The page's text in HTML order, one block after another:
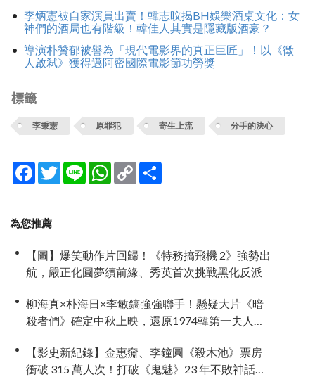
李炳憲被自家演員出賣！韓志旼揭BH娛樂酒桌文化：女
神們的酒局也有階級！韓佳人其實是隱藏版酒豪？
導演朴贊郁被譽為「現代電影界的真正巨匠」！以《徵
人啟弒》獲得邁阿密國際電影節功勞獎
標籤
李秉憲 原罪犯 寄生上流 分手的決心
Facebook
TwitterLine WhatsApp
Copy
Link
為您推薦
【圖】爆笑動作片回歸！《特務搞飛機 2》強勢出
航，嚴正化圓夢續前緣、秀英首次挑戰黑化反派
柳海真×朴海日×李敏鎬強強聯手！懸疑大片《暗
殺者們》確定中秋上映，還原1974韓第一夫人暗
【影史新紀錄】金惠奫、李鐘圓《殺木池》票房
衝破 315 萬人次！打破《鬼魅》23 年不敗神話，